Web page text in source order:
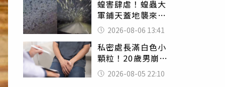
台灣真的是寶島
蝗害肆虐！蝗蟲大
軍鋪天蓋地襲來宛
如末日 網驚：聖
經十災
2026-08-06 13:41
私密處長滿白色小
顆粒！20歲男崩潰
求診 醫曝5大真相
別再誤會
2026-08-05 22:10